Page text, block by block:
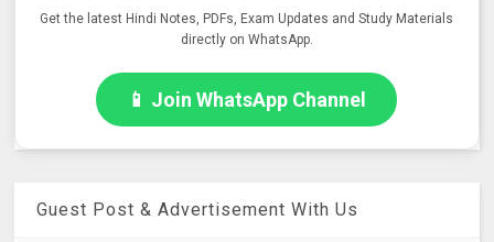
Get the latest Hindi Notes, PDFs, Exam Updates and Study Materials
directly on WhatsApp.
📱 Join WhatsApp Channel
Guest Post & Advertisement With Us